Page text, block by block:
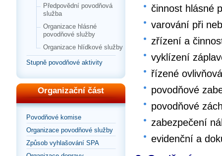
Předpovědní povodňová
služba
Organizace hlásné
povodňové služby
Organizace hlídkové služby
Stupně povodňové aktivity
Organizační část
Povodňové komise
Organizace povodňové služby
Způsob vyhlašování SPA
činnost hlásné
varování při
zřízení a
vyklízení
řízené
povodňové
povodňové
zabezpečení
evidenční a